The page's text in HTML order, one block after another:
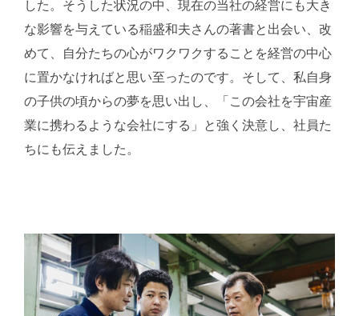
した。そうした状況の中、現在の当社の経営にも大き
な影響を与えている稲盛和夫さんの著書と出会い、改
めて、自分たちの心がワクワクすることを経営の中心
に置かなければと思い至ったのです。そして、私自身
の子供の頃からの夢を思い出し、「この会社を宇宙産
業に携わるような会社にする」と強く決意し、社員た
ちにも伝えました。